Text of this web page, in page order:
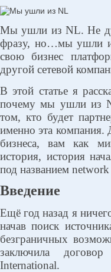
Мы ушли из NL. Не
фразу, но…мы ушли
свою бизнес
другой сетевой
В этой статье я
почему мы ушли из
том, кто будет
именно эта компания.
бизнеса, вам как
история, история
под названием
Введение
Ещё год назад я
начав поиск
безграничных
заключила
International.